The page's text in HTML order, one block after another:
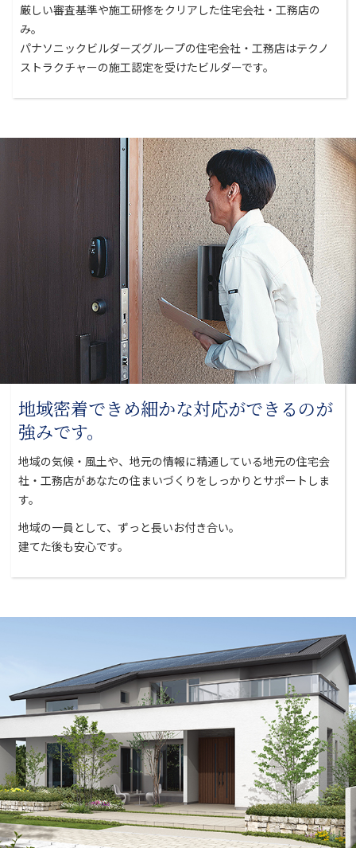
厳しい審査基準や施工研修をクリアした住宅会社・工務店の
み。
パナソニックビルダーズグループの住宅会社・工務店はテクノ
ストラクチャーの施工認定を受けたビルダーです。
地域密着できめ細かな対応ができるのが
強みです。
地域の気候・風土や、地元の情報に精通している地元の住宅会
社・工務店があなたの住まいづくりをしっかりとサポートしま
す。
地域の一員として、ずっと長いお付き合い。
建てた後も安心です。